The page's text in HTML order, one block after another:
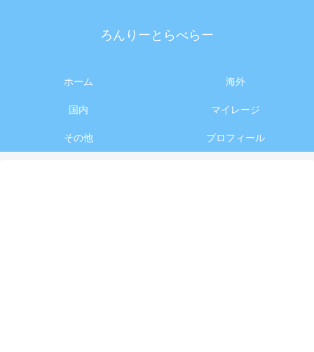
ろんりーとらべらー
ホーム 海外
国内 マイレージ
その他 プロフィール